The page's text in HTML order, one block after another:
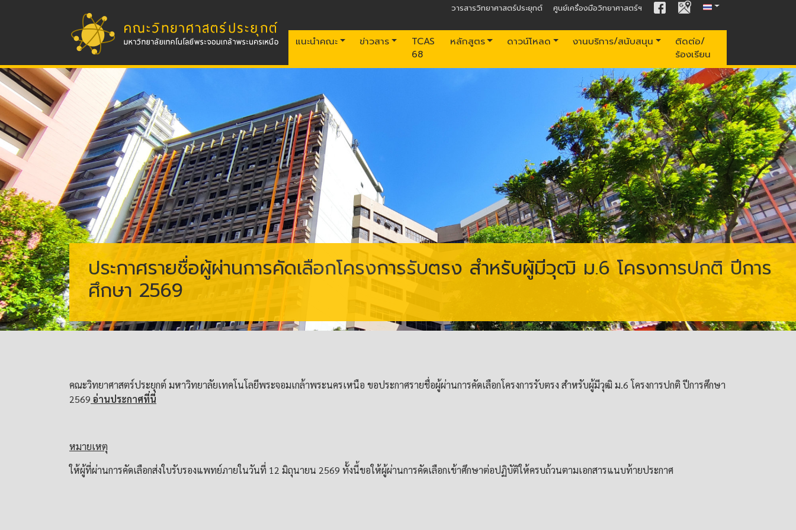
แนะนำคณะ ข่าวสาร
TCAS
68
หลักสูตร ดาวน์โหลด งานบริการ/สนับสนุน
ติดต่อ/
ร้องเรียน
วารสารวิทยาศาสตร์ประยุกต์ ศูนย์เครื่องมือวิทยาศาสตร์ฯ
ประกาศรายชื่อผู้ผ่านการคัดเลือกโครงการรับตรง สำหรับผู้มีวุฒิ ม.6 โครงการปกติ ปีการ
ศึกษา 2569
คณะวิทยาศาสตร์ประยุกต์ มหาวิทยาลัยเทคโนโลยีพระจอมเกล้าพระนครเหนือ ขอประกาศรายชื่อผู้ผ่านการคัดเลือกโครงการรับตรง สำหรับผู้มีวุฒิ ม.6 โครงการปกติ ปีการศึกษา
2569 อ่านประกาศที่นี่
หมายเหตุ
ให้ผู้ที่ผ่านการคัดเลือกส่งใบรับรองแพทย์ภายในวันที่ 12 มิถุนายน 2569 ทั้งนี้ขอให้ผู้ผ่านการคัดเลือกเข้าศึกษาต่อปฏิบัติให้ครบถ้วนตามเอกสารแนบท้ายประกาศ